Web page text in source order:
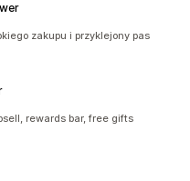
zakupu i przyklejony pas
rewards bar, free gifts